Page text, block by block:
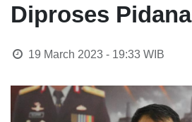
Diproses Pidana
19 March 2023 - 19:33WIB